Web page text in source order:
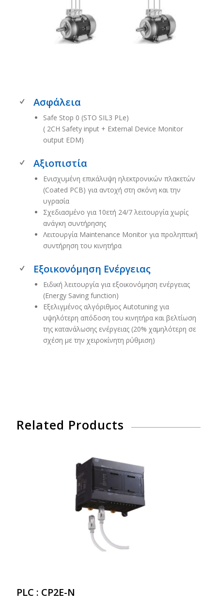
Ασφάλεια
​Safe Stop 0 (STO SIL3 PLe) ​
( 2CH Safety input + External Device Monitor
output EDM)​
Αξιοπιστία
Ενισχυμένη επικάλυψη ηλεκτρονικών πλακετών
(Coated PCB) για αντοχή στη σκόνη και την
υγρασία
Σχεδιασμένο για 10ετή 24/7 λειτουργία χωρίς
ανάγκη συντήρησης
Λειτουργία Maintenance Monitor για προληπτική
συντήρηση του κινητήρα
Εξοικονόμηση Ενέργειας
Ειδική λειτουργία για εξοικονόμηση ενέργειας
(Energy Saving function)
Εξελιγμένος αλγόριθμος Autotuning για
υψηλότερη απόδοση του κινητήρα και βελτίωση
της κατανάλωσης ενέργειας (20% χαμηλότερη σε
σχέση με την χειροκίνητη ρύθμιση)
Related Products
PLC : CP2E-N